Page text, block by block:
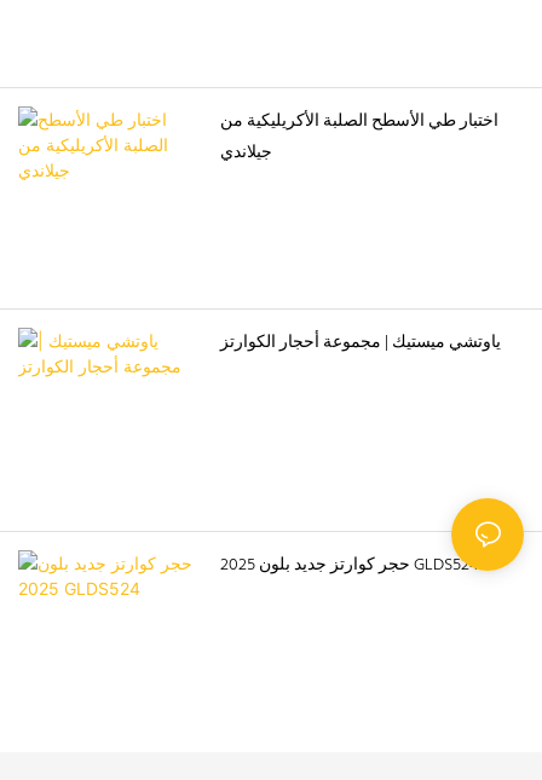
اختبار طي الأسطح الصلبة الأكريليكية من
جيلاندي
ياوتشي ميستيك | مجموعة أحجار الكوارتز
حجر كوارتز جديد بلون 2025 GLDS524